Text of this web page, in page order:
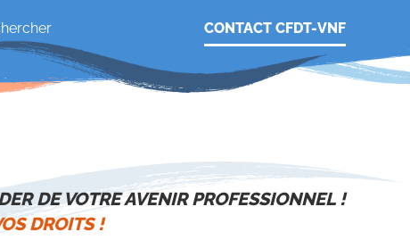
CONTACT CFDT-VNF
DE VOTRE AVENIR PROFESSIONNEL !
DROITS !